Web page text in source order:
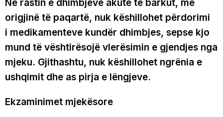
Në rastin e dhimbjeve akute të barkut, me
origjinë të paqartë, nuk këshillohet përdorimi
i medikamenteve kundër dhimbjes, sepse kjo
mund të vështirësojë vlerësimin e gjendjes nga
mjeku. Gjithashtu, nuk këshillohet ngrënia e
ushqimit dhe as pirja e lëngjeve.
Ekzaminimet mjekësore